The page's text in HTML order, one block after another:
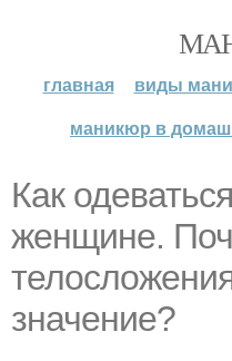
главная виды
маникюр в
Как
женщине.
значение?